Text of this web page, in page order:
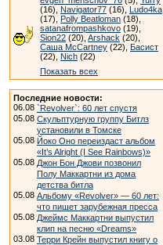
(16), Navigator77 (16), Ludo4ka
(17), Polly Beatloman (18),
satanafrompashkovo (19),
Sion22 (20), Arshack (20),
Саша McCartney (22), Басист
(22), Nich (22)
Показать всех
Последние новости:
06.08 `Revolver`: 60 лет спустя
05.08 Скульптурную группу Битлз
установили в Томске
05.08 Йоко Оно переиздаст альбом
«It’s Alright (I See Rainbows)»
05.08 Джон Бон Джови позвонил
Полу Маккартни из дома
детства битла
05.08 Альбому «Revolver» — 60 лет:
что пишет зарубежная пресса
05.08 Джеймс Маккартни выпустил
клип на песню «Dreams»
03.08 Терри Крейн выпустил книгу о